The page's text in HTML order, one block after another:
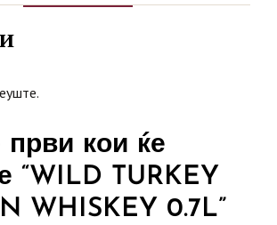
први кои ќе
“WILD TURKEY
WHISKEY 0.7L”